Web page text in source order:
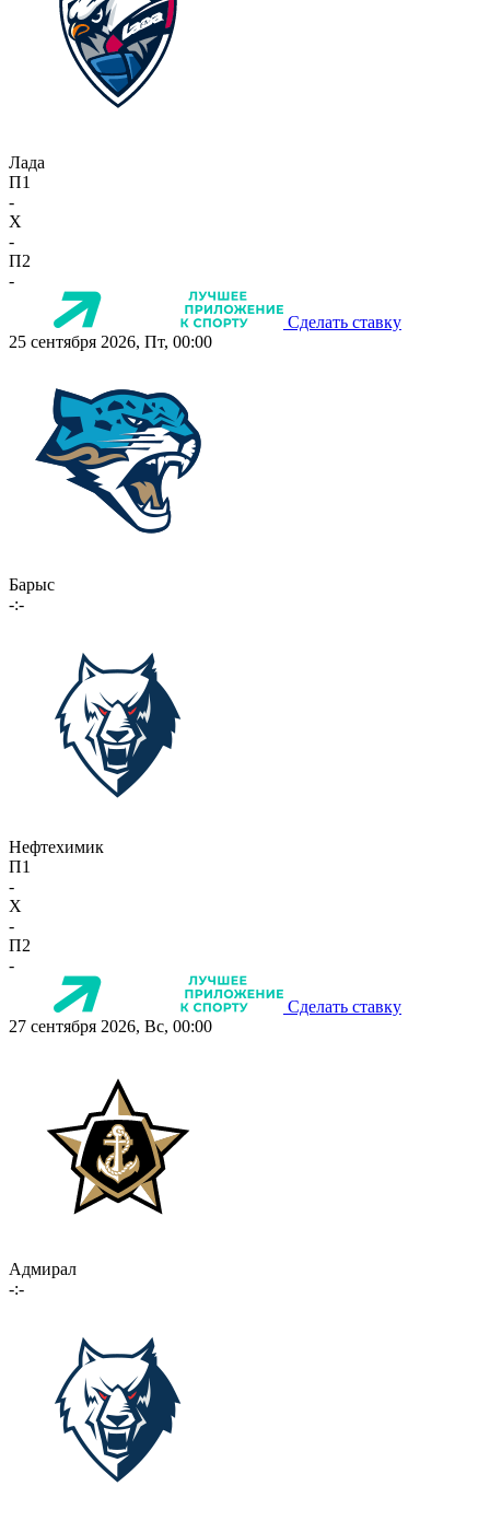
Лада
П1
-
X
-
П2
-
Сделать ставку
25 сентября 2026, Пт, 00:00
Барыс
-:-
Нефтехимик
П1
-
X
-
П2
-
Сделать ставку
27 сентября 2026, Вс, 00:00
Адмирал
-:-